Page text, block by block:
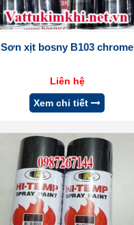
Sơn xịt bosny B103 chrome
Liên hệ
Xem chi tiết